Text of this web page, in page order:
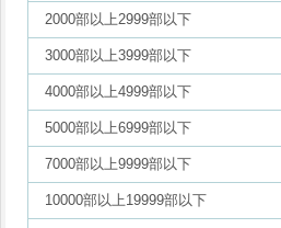
2000部以上2999部以下
3000部以上3999部以下
4000部以上4999部以下
5000部以上6999部以下
7000部以上9999部以下
10000部以上19999部以下